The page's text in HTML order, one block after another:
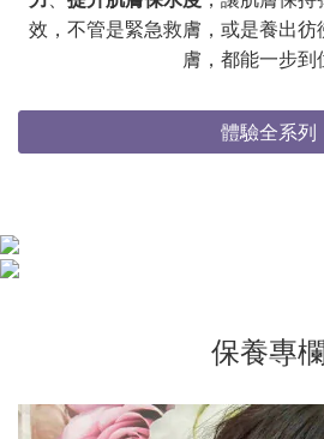
效，不管是緊急救膚，或是養出
膚，都能一步到
體驗全系列
保養專欄